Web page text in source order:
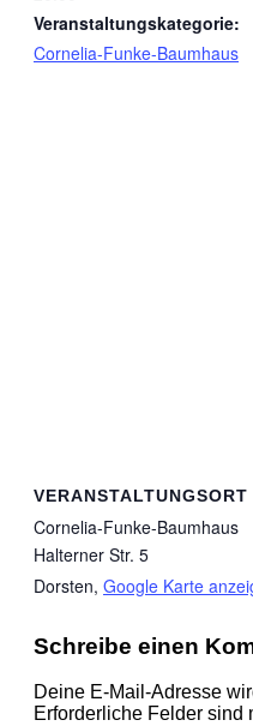
Veranstaltungskategorie:
Cornelia-Funke-Baumhaus
VERANSTALTUNGSORT
Cornelia-Funke-Baumhaus
Halterner Str. 5
Dorsten, Google Karte
Schreibe einen
Deine E-Mail-Adresse
Erforderliche Felder sind